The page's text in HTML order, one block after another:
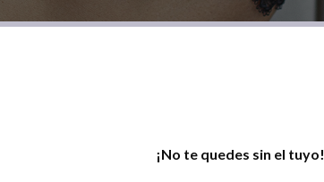
¡No te quedes sin el tuyo!